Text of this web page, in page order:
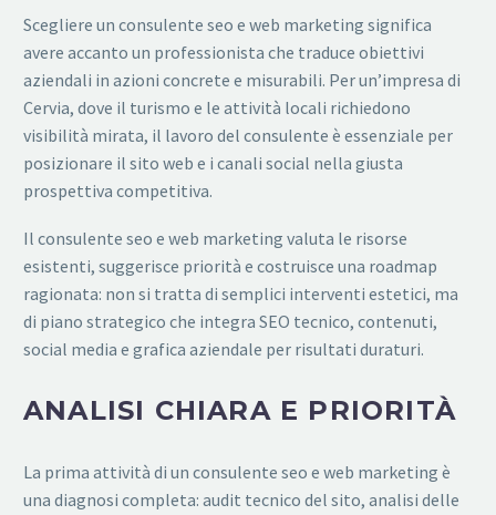
Scegliere un consulente seo e web marketing significa
avere accanto un professionista che traduce obiettivi
aziendali in azioni concrete e misurabili. Per un’impresa di
Cervia, dove il turismo e le attività locali richiedono
visibilità mirata, il lavoro del consulente è essenziale per
posizionare il sito web e i canali social nella giusta
prospettiva competitiva.
Il consulente seo e web marketing valuta le risorse
esistenti, suggerisce priorità e costruisce una roadmap
ragionata: non si tratta di semplici interventi estetici, ma
di piano strategico che integra SEO tecnico, contenuti,
social media e grafica aziendale per risultati duraturi.
ANALISI CHIARA E PRIORITÀ
La prima attività di un consulente seo e web marketing è
una diagnosi completa: audit tecnico del sito, analisi delle